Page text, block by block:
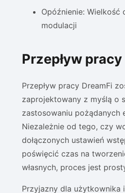
Opóźnienie: Wielkość
modulacji
Przepływ pracy
Przepływ pracy DreamFi
zaprojektowany z myślą o
zastosowaniu pożądanych
Niezależnie od tego, czy
dołączonych ustawień
poświęcić czas na
własnych, proces jest
Przyjazny dla użytkownika